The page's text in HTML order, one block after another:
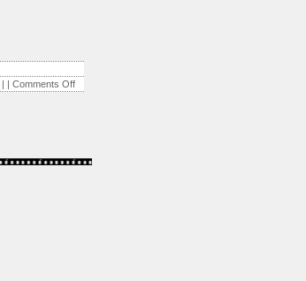
| | Comments Off